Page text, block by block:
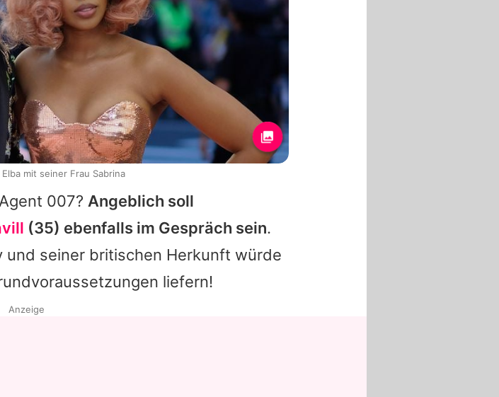
007? Angeblich soll
(35) ebenfalls im Gespräch sein.
seiner britischen Herkunft würde
liefern!
mit seiner Frau Sabrina
Anzeige